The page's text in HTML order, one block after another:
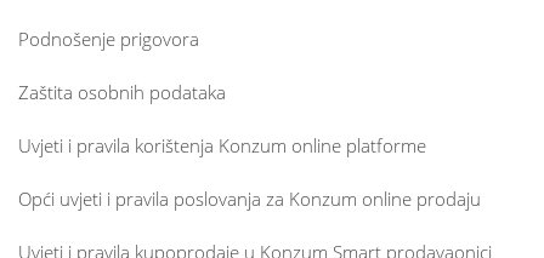
Podnošenje prigovora
Zaštita osobnih podataka
Uvjeti i pravila korištenja Konzum online platforme
Opći uvjeti i pravila poslovanja za Konzum online prodaju
Uvjeti i pravila kupoprodaje u Konzum Smart prodavaonici